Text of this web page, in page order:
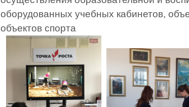
оборудованных учебных кабинетов,
объектов спорта